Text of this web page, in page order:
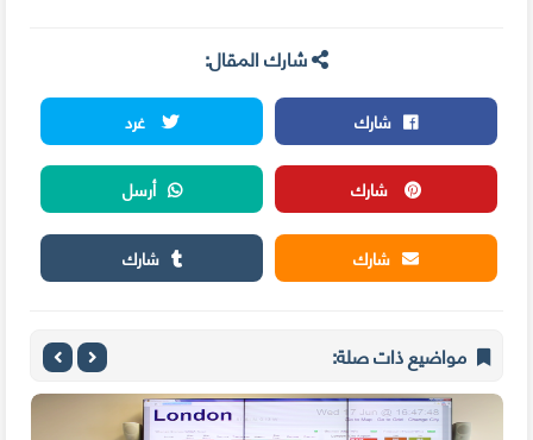
شارك المقال:
شارك
غرد
شارك
أرسل
شارك
شارك
مواضيع ذات صلة: